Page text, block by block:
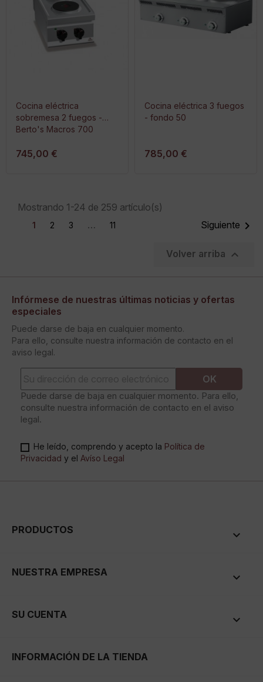
Cocina eléctrica
sobremesa 2 fuegos -
Berto's Macros 700
745,00 €
Cocina eléctrica 3 fuegos
- fondo 50
785,00 €
Mostrando 1-24 de 259 artículo(s)
1 2 3 … 11 Siguiente 
Volver arriba 
Infórmese de nuestras últimas noticias y ofertas
especiales
Puede darse de baja en cualquier momento.
Para ello, consulte nuestra información de contacto en el
aviso legal.
Puede darse de baja en cualquier momento. Para ello,
consulte nuestra información de contacto en el aviso
legal.
He leído, comprendo y acepto la Política de
Privacidad y el Avíso Legal
PRODUCTOS 
NUESTRA EMPRESA 
SU CUENTA 
INFORMACIÓN DE LA TIENDA